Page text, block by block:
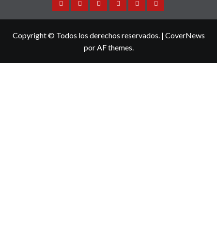
SinaloaNacionalInternacionalEspectaculos
TurismoDeportes
Copyright © Todos los derechos reservados. | CoverNews
por AF themes.